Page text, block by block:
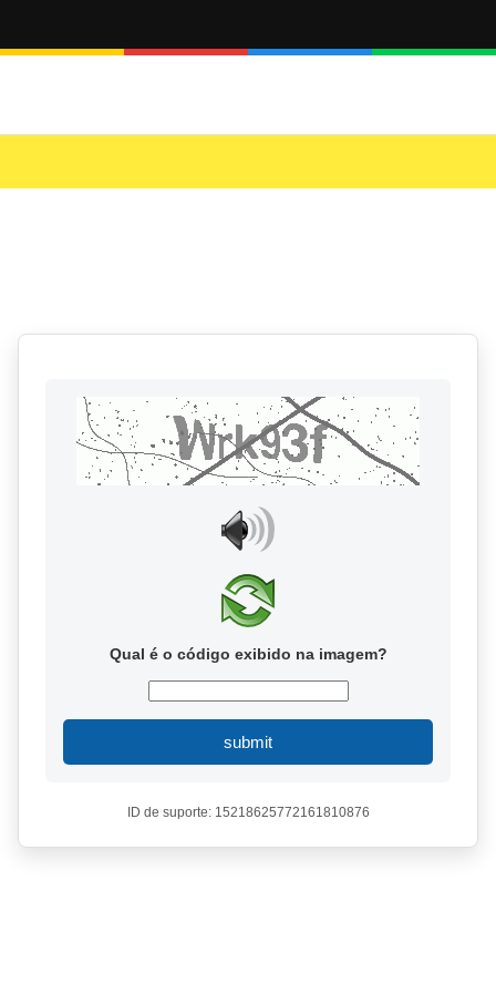
Qual é o código exibido na imagem?
submit
ID de suporte: 15218625772161810876